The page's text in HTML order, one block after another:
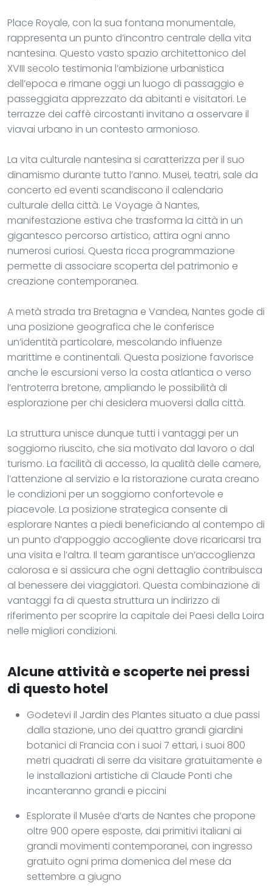
Place Royale, con la sua fontana monumentale,
rappresenta un punto d’incontro centrale della vita
nantesina. Questo vasto spazio architettonico del
XVIII secolo testimonia l’ambizione urbanistica
dell’epoca e rimane oggi un luogo di passaggio e
passeggiata apprezzato da abitanti e visitatori. Le
terrazze dei caffè circostanti invitano a osservare il
viavai urbano in un contesto armonioso.
La vita culturale nantesina si caratterizza per il suo
dinamismo durante tutto l’anno. Musei, teatri, sale da
concerto ed eventi scandiscono il calendario
culturale della città. Le Voyage à Nantes,
manifestazione estiva che trasforma la città in un
gigantesco percorso artistico, attira ogni anno
numerosi curiosi. Questa ricca programmazione
permette di associare scoperta del patrimonio e
creazione contemporanea.
A metà strada tra Bretagna e Vandea, Nantes gode di
una posizione geografica che le conferisce
un’identità particolare, mescolando influenze
marittime e continentali. Questa posizione favorisce
anche le escursioni verso la costa atlantica o verso
l’entroterra bretone, ampliando le possibilità di
esplorazione per chi desidera muoversi dalla città.
La struttura unisce dunque tutti i vantaggi per un
soggiorno riuscito, che sia motivato dal lavoro o dal
turismo. La facilità di accesso, la qualità delle camere,
l’attenzione al servizio e la ristorazione curata creano
le condizioni per un soggiorno confortevole e
piacevole. La posizione strategica consente di
esplorare Nantes a piedi beneficiando al contempo di
un punto d’appoggio accogliente dove ricaricarsi tra
una visita e l’altra. Il team garantisce un’accoglienza
calorosa e si assicura che ogni dettaglio contribuisca
al benessere dei viaggiatori. Questa combinazione di
vantaggi fa di questa struttura un indirizzo di
riferimento per scoprire la capitale dei Paesi della Loira
nelle migliori condizioni.
Alcune attività e scoperte nei pressi
di questo hotel
Godetevi il Jardin des Plantes situato a due passi
dalla stazione, uno dei quattro grandi giardini
botanici di Francia con i suoi 7 ettari, i suoi 800
metri quadrati di serre da visitare gratuitamente e
le installazioni artistiche di Claude Ponti che
incanteranno grandi e piccini
Esplorate il Musée d’arts de Nantes che propone
oltre 900 opere esposte, dai primitivi italiani ai
grandi movimenti contemporanei, con ingresso
gratuito ogni prima domenica del mese da
settembre a giugno